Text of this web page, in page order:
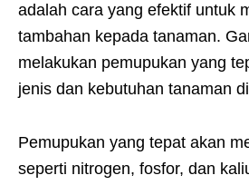
adalah cara yang efektif untuk
tambahan kepada tanaman.
melakukan pemupukan yang
jenis dan kebutuhan tanaman
Pemupukan yang tepat akan
seperti nitrogen, fosfor, dan